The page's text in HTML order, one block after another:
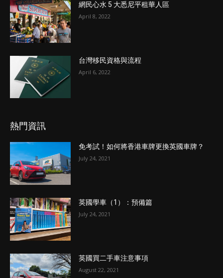
網民心水 5 大悉尼平租華人區
April 8, 2022
台灣移民資格與流程
April 6, 2022
熱門資訊
免考試！如何將香港車牌更換英國車牌？
July 24, 2021
英國學車（1）：預備篇
July 24, 2021
英國買二手車注意事項
August 22, 2021